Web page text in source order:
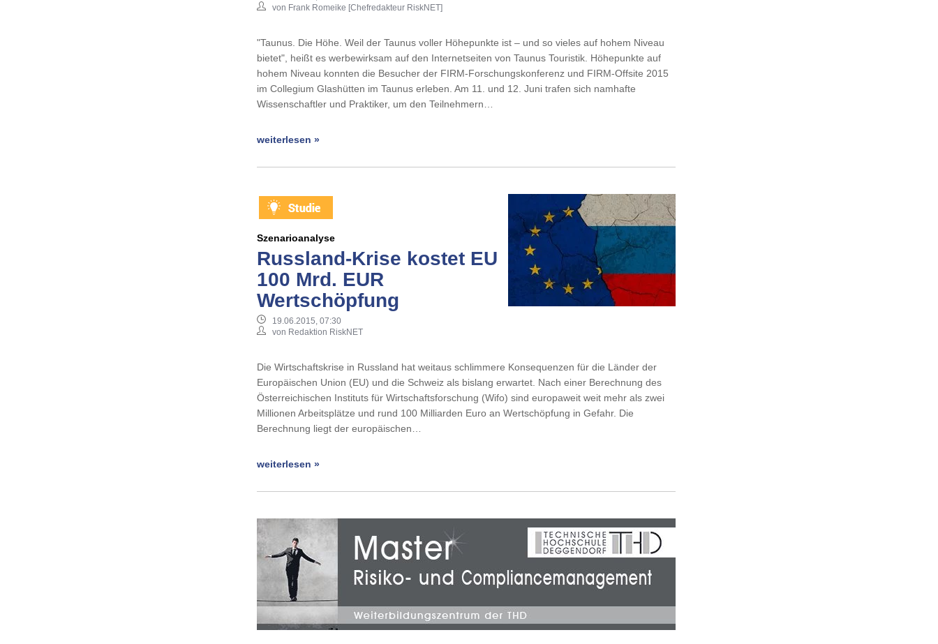
von Frank Romeike [Chefredakteur RiskNET]
"Taunus. Die Höhe. Weil der Taunus voller Höhepunkte ist – und so vieles auf hohem Niveau
bietet", heißt es werbewirksam auf den Internetseiten von Taunus Touristik. Höhepunkte auf
hohem Niveau konnten die Besucher der FIRM-Forschungskonferenz und FIRM-Offsite 2015
im Collegium Glashütten im Taunus erleben. Am 11. und 12. Juni trafen sich namhafte
Wissenschaftler und Praktiker, um den Teilnehmern…
weiterlesen »
Szenarioanalyse
Russland-Krise kostet EU
100 Mrd. EUR
Wertschöpfung
19.06.2015, 07:30
von Redaktion RiskNET
Die Wirtschaftskrise in Russland hat weitaus schlimmere Konsequenzen für die Länder der
Europäischen Union (EU) und die Schweiz als bislang erwartet. Nach einer Berechnung des
Österreichischen Instituts für Wirtschaftsforschung (Wifo) sind europaweit weit mehr als zwei
Millionen Arbeitsplätze und rund 100 Milliarden Euro an Wertschöpfung in Gefahr. Die
Berechnung liegt der europäischen…
weiterlesen »